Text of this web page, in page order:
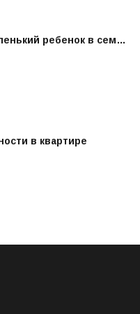
ребенок в сем…
в квартире